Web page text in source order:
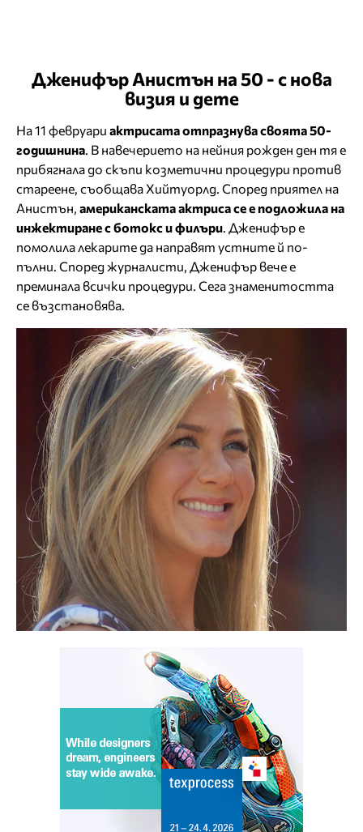
Дженифър Анистън на 50 - с нова
визия и дете
На 11 февруари актрисата отпразнува своята 50-
годишнина . В навечерието на нейния рожден ден тя е
прибягнала до скъпи козметични процедури против
стареене, съобщава Хийтуорлд. Според приятел на
Анистън, американската актриса се е подложила на
инжектиране с ботокс и филъри . Дженифър е
помолила лекарите да направят устните й по-
пълни. Според журналисти, Дженифър вече е
преминала всички процедури. Сега знаменитостта
се възстановява.